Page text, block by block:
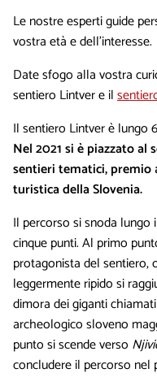
Le nostre esperti guide
vostra età e dell’interesse.
Date sfogo alla vostra
sentiero Lintver e il
Il sentiero Lintver è lungo
Nel 2021 si è piazzato
sentieri tematici, premio
turistica della Slovenia.
Il percorso si snoda lungo
cinque punti. Al primo
protagonista del sentiero,
leggermente ripido si
dimora dei giganti chiamati
archeologico sloveno
punto si scende verso
concludere il percorso nel